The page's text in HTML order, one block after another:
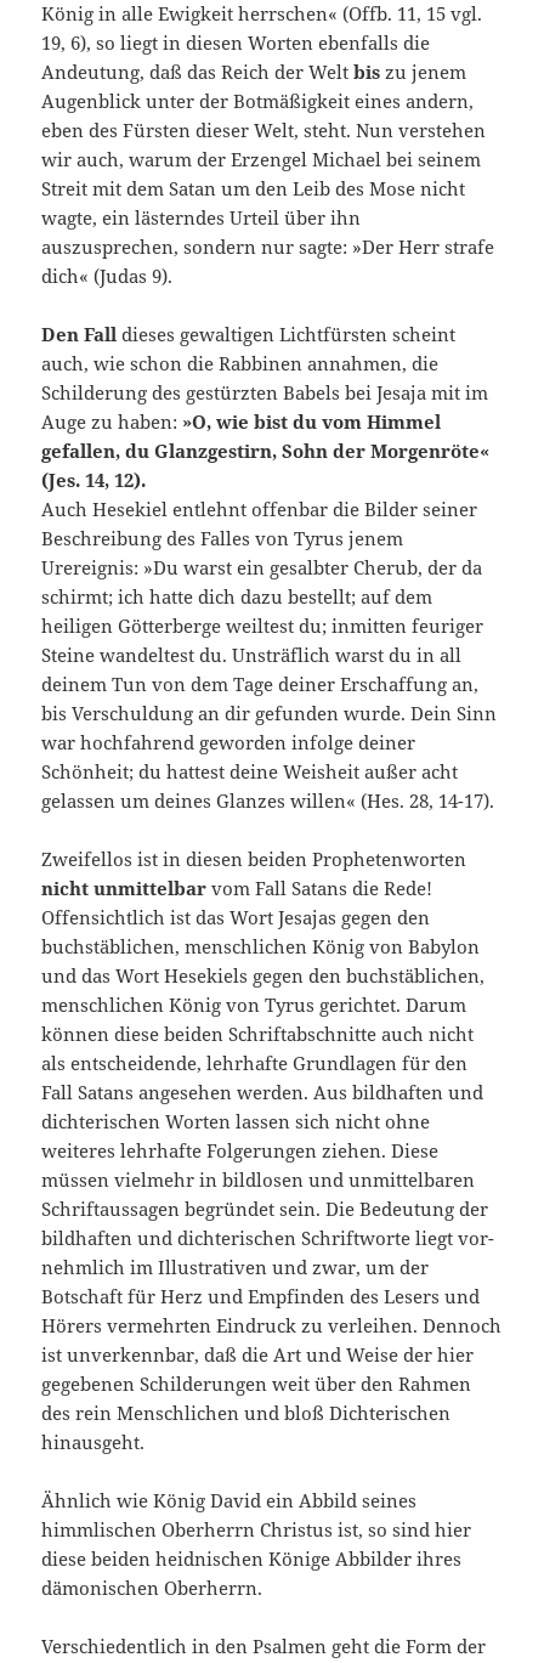
König in alle Ewigkeit herrschen« (Offb. 11, 15 vgl.
19, 6), so liegt in diesen Worten ebenfalls die
Andeutung, daß das Reich der Weltbis zu jenem
Au­genblick unter der Botmäßigkeit eines andern,
eben des Fürsten die­ser Welt, steht. Nun verstehen
wir auch, warum der Erzengel Mi­chael bei seinem
Streit mit dem Satan um den Leib des Mose nicht
wagte, ein lästerndes Urteil über ihn
auszusprechen, sondern nur sagte: »Der Неrr strafe
dich« (Judas 9).
Den Fall dieses gewaltigen Lichtfürsten scheint
auch, wie schon die Rabbinen annahmen, die
Schilderung des gestürzten Babels bei Je­saja mit im
Auge zu haben: »O, wie bist du vom Himmel
gefallen, du Glanzgestirn, Sohn der Morgenröte«
(Jes. 14, 12).
Auch Hesekiel entlehnt offenbar die Bilder seiner
Beschreibung des Falles von Ty­rus jenem
Urereignis: »Du warst ein gesalbter Cherub, der da
schirmt; ich hatte dich dazu bestellt; auf dem
heiligen Götterberge weiltest du; inmitten feuriger
Steine wandeltest du. Unsträflich warst du in all
deinem Tun von dem Tage deiner Erschaffung an,
bis Verschuldung an dir gefunden wurde. Dein Sinn
war hochfahrend ge­worden infolge deiner
Schönheit; du hattest deine Weisheit außer acht
gelassen um deines Glanzes willen« (Hes. 28, 14-17).
Zweifellos ist in diesen beiden Prophetenworten
nicht unmittelbar vom Fall Satans die Rede!
Offensichtlich ist das Wort Jesajas gegen den
buchstäblichen, menschlichen König von Babylon
und das Wort Hesekiels gegen den buchstäblichen,
menschlichen König von Tyrus gerichtet. Darum
können diese beiden Schriftabschnitte auch nicht
als entscheidende, lehrhafte Grundlagen für den
Fall Satans angesehen werden. Aus bildhaften und
dichterischen Worten lassen sich nicht ohne
weiteres lehrhafte Folgerungen ziehen. Diese
müssen vielmehr in bildlosen und unmittelbaren
Schriftaussagen begründet sein. Diе Bedeutung der
bildhaften und dichterischen Schriftworte liegt vor­
nehmlich im Illustrativen und zwar, um der
Botschaft für Herz und Empfinden des Lesers und
Hörers vermehrten Eindruck zu verleihen. Dennoch
ist unverkennbar, daß die Art und Weise der hier
gegebe­nen Schilderungen weit über den Rahmen
des rein Menschlichen und bloß Dichterischen
hinausgeht.
Ähnlich wie König David ein Abbild seines
himmlischen Ober­herrn Christus ist, so sind hier
diese beiden heidnischen Könige Abbilder ihres
dämonischen Oberherrn.
Verschiedentlich in den Psalmen geht die Form der